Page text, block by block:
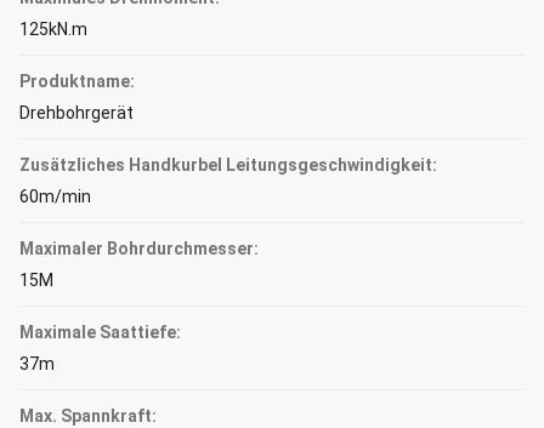
125kN.m
Produktname:
Drehbohrgerät
Zusätzliches Handkurbel Leitungsgeschwindigkeit:
60m/min
Maximaler Bohrdurchmesser:
15M
Maximale Saattiefe:
37m
Max. Spannkraft: